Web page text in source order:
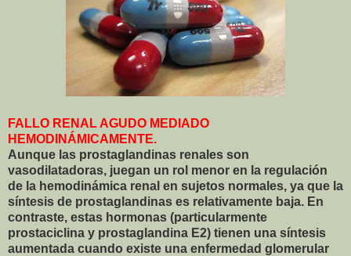
FALLO RENAL AGUDO MEDIADO
HEMODINÁMICAMENTE.
Aunque las prostaglandinas renales son
vasodilatadoras, juegan un rol menor en la regulación
de la hemodinámica renal en sujetos normales, ya que la
síntesis de prostaglandinas es relativamente baja. En
contraste, estas hormonas (particularmente
prostaciclina y prostaglandina E2) tienen una síntesis
aumentada cuando existe una enfermedad glomerular